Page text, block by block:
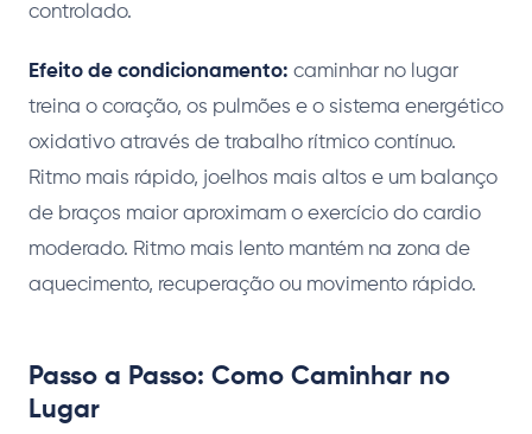
controlado.
Efeito de condicionamento: caminhar no lugar
treina o coração, os pulmões e o sistema energético
oxidativo através de trabalho rítmico contínuo.
Ritmo mais rápido, joelhos mais altos e um balanço
de braços maior aproximam o exercício do cardio
moderado. Ritmo mais lento mantém na zona de
aquecimento, recuperação ou movimento rápido.
Passo a Passo: Como Caminhar no
Lugar